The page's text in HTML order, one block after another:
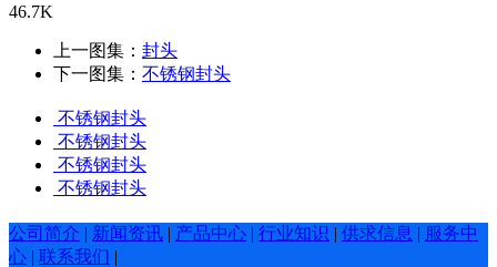
46.7K
上一图集： 封头
下一图集： 不锈钢封头
不锈钢封头
不锈钢封头
不锈钢封头
不锈钢封头
公司简介 | 新闻资讯 | 产品中心 | 行业知识 | 供求信息 | 服务中
心 | 联系我们 |